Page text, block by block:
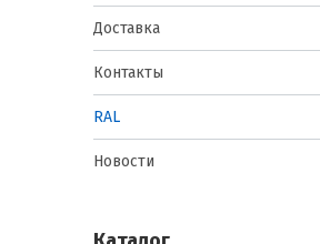
Доставка
Контакты
RAL
Новости